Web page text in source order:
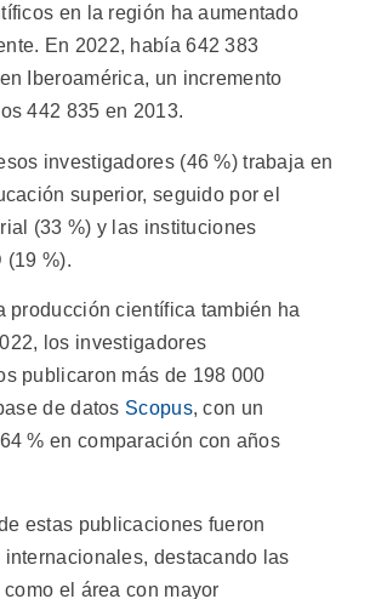
en la región ha aumentado
En 2022, había 642 383
Iberoamérica, un incremento
442 835 en 2013.
investigadores (46 %) trabaja en
superior, seguido por el
(33 %) y las instituciones
(19 %).
producción científica también ha
los investigadores
publicaron más de 198 000
de datos Scopus, con un
% en comparación con años
estas publicaciones fueron
destacando las
el área con mayor